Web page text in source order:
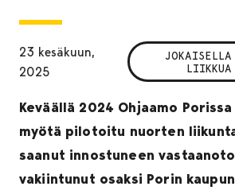
23 kesäkuun,
2025
LIIKKUA
Keväällä 2024 Ohjaamo
myötä pilotoitu nuorten
saanut innostuneen
vakiintunut osaksi Porin